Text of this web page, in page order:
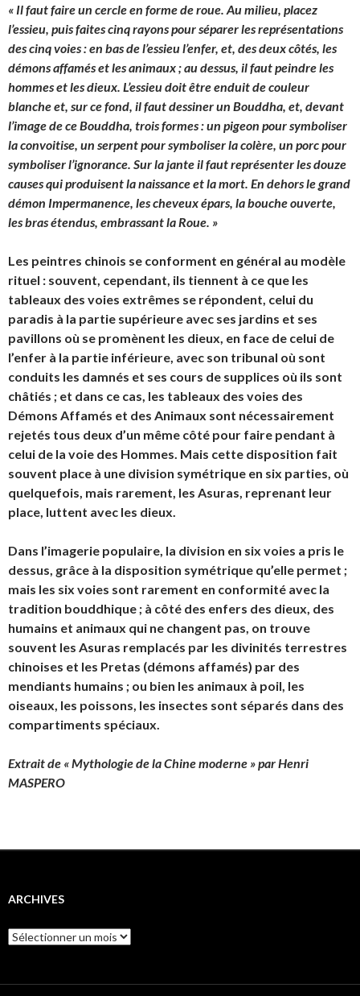
« Il faut faire un cercle en forme de roue. Au milieu, placez
l’essieu, puis faites cinq rayons pour séparer les représentations
des cinq voies : en bas de l’essieu l’enfer, et, des deux côtés, les
démons affamés et les animaux ; au dessus, il faut peindre les
hommes et les dieux. L’essieu doit être enduit de couleur
blanche et, sur ce fond, il faut dessiner un Bouddha, et, devant
l’image de ce Bouddha, trois formes : un pigeon pour symboliser
la convoitise, un serpent pour symboliser la colère, un porc pour
symboliser l’ignorance. Sur la jante il faut représenter les douze
causes qui produisent la naissance et la mort. En dehors le grand
démon Impermanence, les cheveux épars, la bouche ouverte,
les bras étendus, embrassant la Roue. »
Les peintres chinois se conforment en général au modèle
rituel : souvent, cependant, ils tiennent à ce que les
tableaux des voies extrêmes se répondent, celui du
paradis à la partie supérieure avec ses jardins et ses
pavillons où se promènent les dieux, en face de celui de
l’enfer à la partie inférieure, avec son tribunal où sont
conduits les damnés et ses cours de supplices où ils sont
châtiés ; et dans ce cas, les tableaux des voies des
Démons Affamés et des Animaux sont nécessairement
rejetés tous deux d’un même côté pour faire pendant à
celui de la voie des Hommes. Mais cette disposition fait
souvent place à une division symétrique en six parties, où
quelquefois, mais rarement, les Asuras, reprenant leur
place, luttent avec les dieux.
Dans l’imagerie populaire, la division en six voies a pris le
dessus, grâce à la disposition symétrique qu’elle permet ;
mais les six voies sont rarement en conformité avec la
tradition bouddhique ; à côté des enfers des dieux, des
humains et animaux qui ne changent pas, on trouve
souvent les Asuras remplacés par les divinités terrestres
chinoises et les Pretas (démons affamés) par des
mendiants humains ; ou bien les animaux à poil, les
oiseaux, les poissons, les insectes sont séparés dans des
compartiments spéciaux.
Extrait de « Mythologie de la Chine moderne » par Henri
MASPERO
ARCHIVES
Archives